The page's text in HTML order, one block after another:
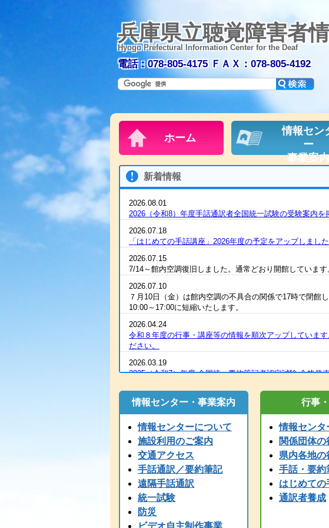
兵庫県立聴覚障害者
Hyogo Prefectural Information Center for the Deaf
電話：078-805-4175 ＦＡＸ：078-805-4192
ホーム
情報セン
ー
事業案内
新着情報
2026.08.01
2026（令和8）年度手話通訳者全国統一試験の受験案内を
2026.07.18
「はじめての手話講座」2026年度の予定をアップしました
2026.07.15
7/14～館内空調復旧しました。通常どおり開館しています
2026.07.10
７月10日（金）は館内空調の不具合の関係で17時で閉館
10:00～17:00に短縮いたします。
2026.04.24
令和８年度の行事・講座等の情報を順次アップしていま
ださい。
2026.03.19
2025（令和7）年度 全国統一要約筆記者認定試験 合格発
2026.03.07
R８年度の手話通訳者養成講座・要約筆記者養成講座の案
令和８年度 手話通訳者養成講座（通訳Ⅰ・Ⅱ）の案内を
2026.03.03
2025（令和7）年度手話通訳者全国統一試験合格発表
2026.01.06
1/6（火）11：00時点 電話が復旧いたしました。FAXも
なっております。ご心配な方は、FAXを再送してください
2026.01.06
1/6（火）9：00時点 現在、電話の使用ができません。
情報センター・事業案内
情報センターについて
施設利用のご案内
交通アクセス
手話通訳／要約筆記
遠隔手話通訳
統一試験
防災
ビデオ自主制作事業
行事
情報センタ
関係団体の
県内各地の
手話・要約
はじめての
通訳者養成